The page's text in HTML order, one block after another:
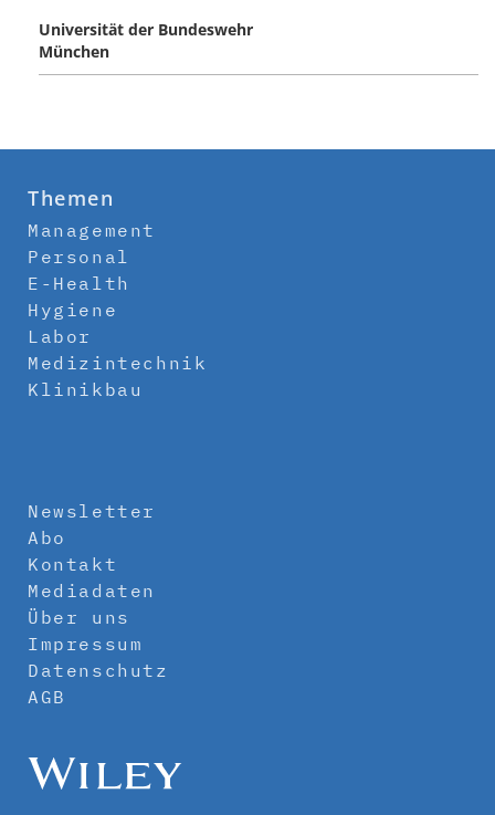
Universität der Bundeswehr
München
Themen
Management
Personal
E-Health
Hygiene
Labor
Medizintechnik
Klinikbau
Newsletter
Abo
Kontakt
Mediadaten
Über uns
Impressum
Datenschutz
AGB